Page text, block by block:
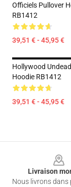
Officiels Pullover
RB1412
39,51 € - 45,95 €
Hollywood
Hoodie RB1412
39,51 € - 45,95 €
Livraison
Nous livrons dans